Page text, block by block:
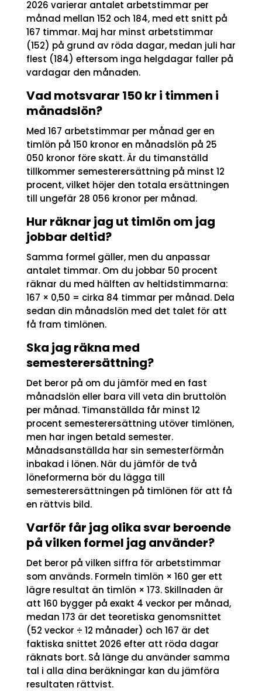
2026 varierar antalet arbetstimmar per
månad mellan 152 och 184, med ett snitt på
167 timmar. Maj har minst arbetstimmar
(152) på grund av röda dagar, medan juli har
flest (184) eftersom inga helgdagar faller på
vardagar den månaden.
Vad motsvarar 150 kr i timmen i
månadslön?
Med 167 arbetstimmar per månad ger en
timlön på 150 kronor en månadslön på 25
050 kronor före skatt. Är du timanställd
tillkommer semesterersättning på minst 12
procent, vilket höjer den totala ersättningen
till ungefär 28 056 kronor per månad.
Hur räknar jag ut timlön om jag
jobbar deltid?
Samma formel gäller, men du anpassar
antalet timmar. Om du jobbar 50 procent
räknar du med hälften av heltidstimmarna:
167 × 0,50 = cirka 84 timmar per månad. Dela
sedan din månadslön med det talet för att
få fram timlönen.
Ska jag räkna med
semesterersättning?
Det beror på om du jämför med en fast
månadslön eller bara vill veta din bruttolön
per månad. Timanställda får minst 12
procent semesterersättning utöver timlönen,
men har ingen betald semester.
Månadsanställda har sin semesterförmån
inbakad i lönen. När du jämför de två
löneformerna bör du lägga till
semesterersättningen på timlönen för att få
en rättvis bild.
Varför får jag olika svar beroende
på vilken formel jag använder?
Det beror på vilken siffra för arbetstimmar
som används. Formeln timlön × 160 ger ett
lägre resultat än timlön × 173. Skillnaden är
att 160 bygger på exakt 4 veckor per månad,
medan 173 är det teoretiska genomsnittet
(52 veckor ÷ 12 månader) och 167 är det
faktiska snittet 2026 efter att röda dagar
räknats bort. Så länge du använder samma
tal i alla dina beräkningar kan du jämföra
resultaten rättvist.